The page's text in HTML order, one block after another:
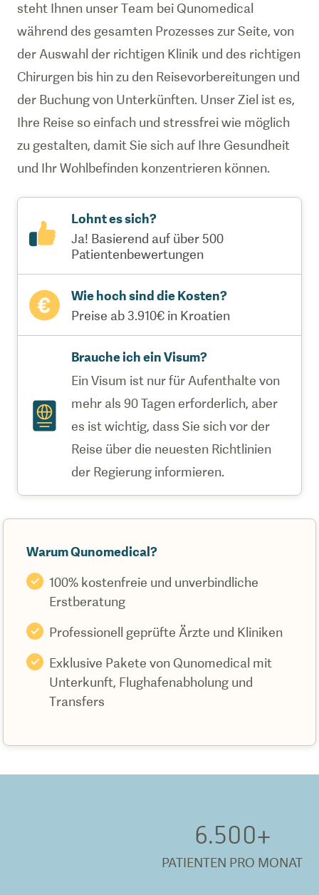
steht Ihnen unser Team bei Qunomedical
während des gesamten Prozesses zur Seite, von
der Auswahl der richtigen Klinik und des richtigen
Chirurgen bis hin zu den Reisevorbereitungen und
der Buchung von Unterkünften. Unser Ziel ist es,
Ihre Reise so einfach und stressfrei wie möglich
zu gestalten, damit Sie sich auf Ihre Gesundheit
und Ihr Wohlbefinden konzentrieren können.
Lohnt es sich?
Ja! Basierend auf über 500
Patientenbewertungen
Wie hoch sind die Kosten?
Preise ab 3.910€ in Kroatien
Brauche ich ein Visum?
Ein Visum ist nur für Aufenthalte von
mehr als 90 Tagen erforderlich, aber
es ist wichtig, dass Sie sich vor der
Reise über die neuesten Richtlinien
der Regierung informieren.
Warum Qunomedical?
100% kostenfreie und unverbindliche
Erstberatung
Professionell geprüfte Ärzte und Kliniken
Exklusive Pakete von Qunomedical mit
Unterkunft, Flughafenabholung und
Transfers
6.500+
PATIENTEN PRO MONAT